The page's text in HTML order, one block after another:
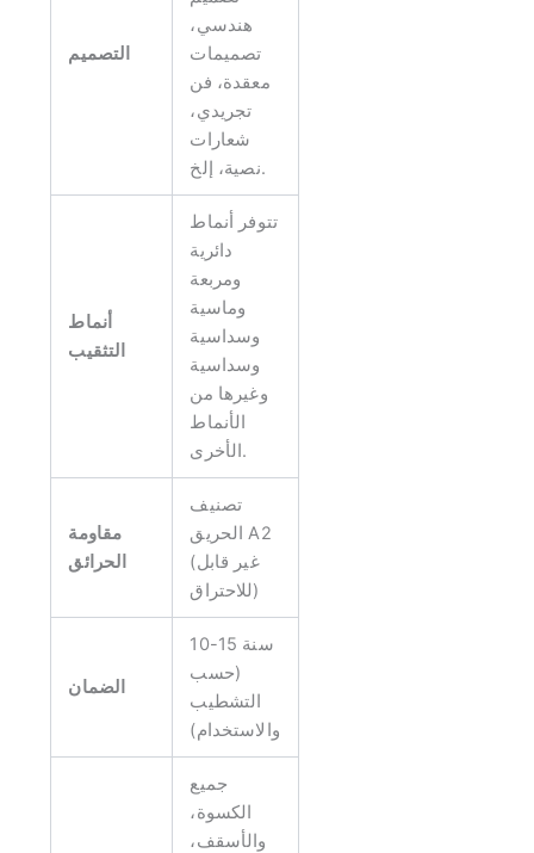
التصميم
هندسي،
تصميمات
معقدة، فن
تجريدي،
شعارات
نصية، إلخ.
أنماط
التثقيب
تتوفر أنماط
دائرية
ومربعة
وماسية
وسداسية
وسداسية
وغيرها من
الأنماط
الأخرى.
مقاومة
الحرائق
تصنيف
الحريق A2
(غير قابل
للاحتراق)
الضمان
10-15 سنة
(حسب
التشطيب
والاستخدام)
جميع
الكسوة،
والأسقف،